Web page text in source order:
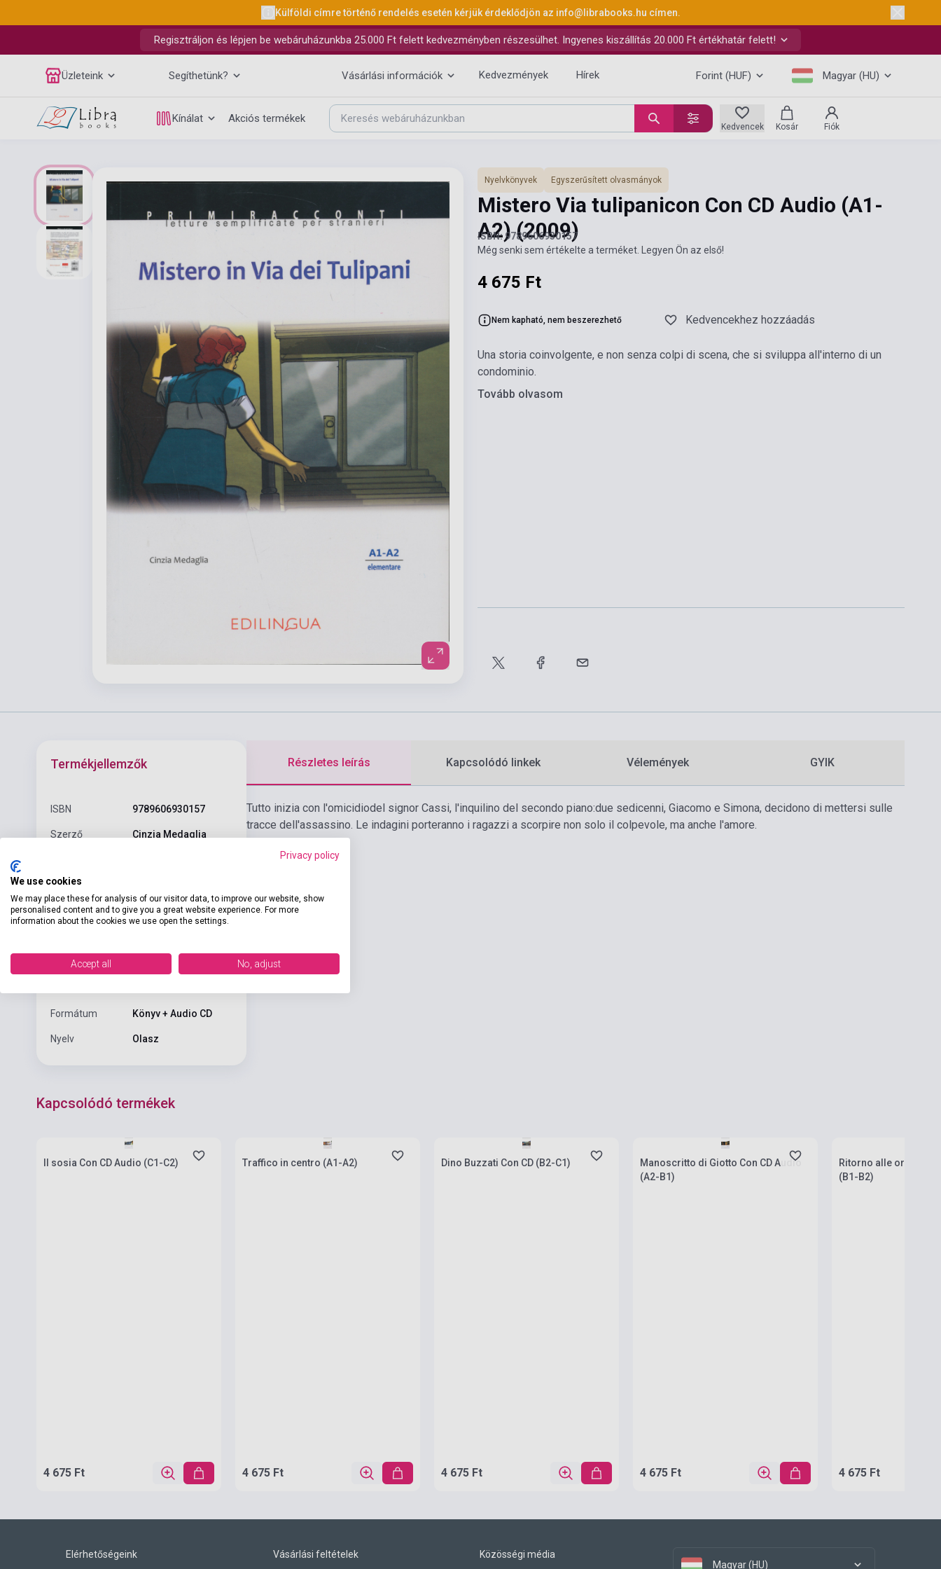
Külföldi címre történő rendelés esetén kérjük érdeklődjön az info@librabooks.hu címen.
Regisztráljon és lépjen be webáruházunkba 25.000 Ft felett kedvezményben részesülhet. Ingyenes kiszállítás 20.000 Ft értékhatár felett!
Üzleteink Segíthetünk? Vásárlási információk Kedvezmények Hírek Forint (HUF) Magyar (HU)
Kínálat Akciós termékek
Kedvencek Kosár Fiók
Nyelvkönyvek Egyszerűsített olvasmányok
Mistero Via tulipanicon Con CD Audio (A1-
A2)(2009)
ISBN: 9789606930157
Még senki sem értékelte a terméket. Legyen Ön az első!
4 675 Ft
Nem kapható, nem beszerezhető Kedvencekhez hozzáadás
Una storia coinvolgente, e non senza colpi di scena, che si sviluppa all'interno di un
condominio.
Tovább olvasom
Termékjellemzők
ISBN 9789606930157
Szerző Cinzia Medaglia
Kötés
Sorozat
Primiracconti Letture
semplificate per
Kiadó
Formátum Könyv + Audio CD
Nyelv Olasz
Részletes leírás Kapcsolódó linkek Vélemények GYIK
Tutto inizia con l'omicidiodel signor Cassi, l'inquilino del secondo piano:due sedicenni, Giacomo e Simona, decidono di mettersi sulle
tracce dell'assassino. Le indagini porteranno i ragazzi a scorpire non solo il colpevole, ma anche l'amore.
Kapcsolódó termékek
Il sosia Con CD Audio (C1-C2)
4 675 Ft
Traffico in centro (A1-A2)
4 675 Ft
Dino Buzzati Con CD (B2-C1)
4 675 Ft
Manoscritto di Giotto Con CD Audio
(A2-B1)
4 675 Ft
Ritorno alle origini
(B1-B2)
4 675 Ft
Elérhetőségeink Vásárlási feltételek
Közösségi média
Magyar (HU)
Privacy policy
We use cookies
We may place these for analysis of our visitor data, to improve our website, show
personalised content and to give you a great website experience. For more
information about the cookies we use open the settings.
Accept all No, adjust